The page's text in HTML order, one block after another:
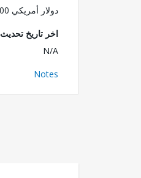
دولار أمريكي 0.00 مليون
اخر تاريخ تحديث
N/A
Notes